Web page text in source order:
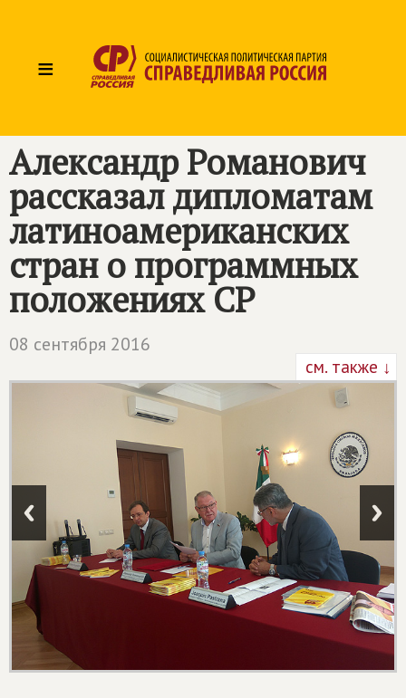
≡
Александр Романович
рассказал дипломатам
латиноамериканских
стран о программных
положениях СР
08 сентября 2016
см. также ↓